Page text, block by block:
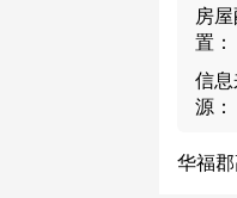
房
置：
信
源：
华福